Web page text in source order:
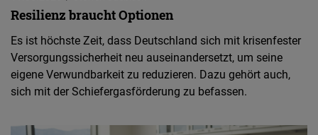
Resilienz braucht Optionen
Es ist höchste Zeit, dass Deutschland sich mit krisenfester
Versorgungssicherheit neu auseinandersetzt, um seine
eigene Verwundbarkeit zu reduzieren. Dazu gehört auch,
sich mit der Schiefergasförderung zu befassen.